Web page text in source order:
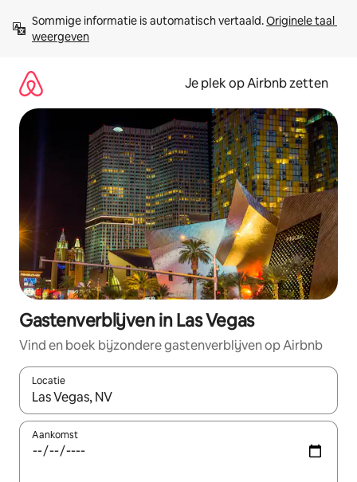
direct
naar
Sommige informatie is automatisch vertaald. Originele taal
weergeven
Je plek op Airbnb zetten
Gastenverblijven in Las Vegas
Vind en boek bijzondere gastenverblijven op Airbnb
Locatie
Wanneer er resultaten beschikbaar zijn, maak je een keuze
Aankomst